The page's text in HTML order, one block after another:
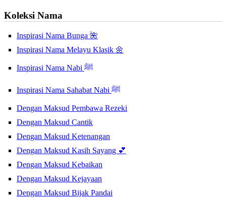
Koleksi Nama
Inspirasi Nama Bunga 🌺
Inspirasi Nama Melayu Klasik 🌼
Inspirasi Nama Nabi ﷺ
Inspirasi Nama Sahabat Nabi ﷺ
Dengan Maksud Pembawa Rezeki
Dengan Maksud Cantik
Dengan Maksud Ketenangan
Dengan Maksud Kasih Sayang 💕
Dengan Maksud Kebaikan
Dengan Maksud Kejayaan
Dengan Maksud Bijak Pandai